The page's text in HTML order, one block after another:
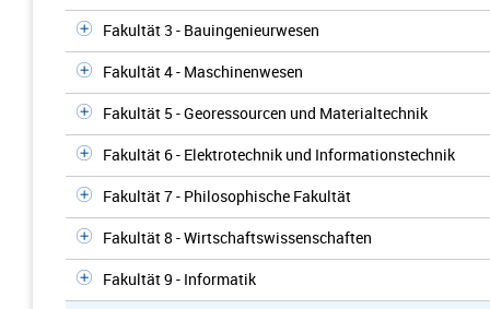
Fakultät 3 - Bauingenieurwesen
Fakultät 4 - Maschinenwesen
Fakultät 5 - Georessourcen und Materialtechnik
Fakultät 6 - Elektrotechnik und Informationstechnik
Fakultät 7 - Philosophische Fakultät
Fakultät 8 - Wirtschaftswissenschaften
Fakultät 9 - Informatik